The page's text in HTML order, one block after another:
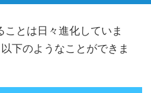
とは日々進化していま
下のようなことができま